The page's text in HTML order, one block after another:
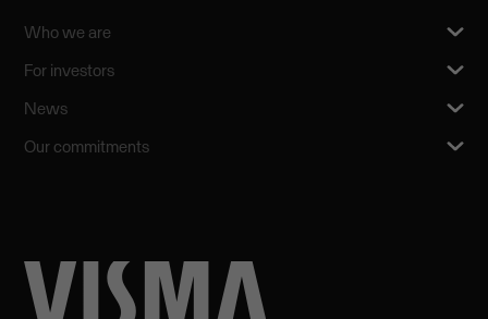
Who we are
For investors
News
Our commitments